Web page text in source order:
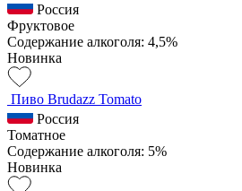
Россия
Фруктовое
Содержание алкоголя: 4,5%
Новинка
Пиво Brudazz Tomato
Россия
Томатное
Содержание алкоголя: 5%
Новинка